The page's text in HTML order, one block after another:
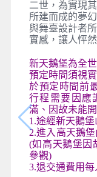
二世，為實現
所建而成的夢
與舞臺設計者
實感，讓人怦
新天鵝堡為全
預定時間須視
於預定時間前
行程需要因應
滿、因故未能
1.途經新天鵝堡
2.進入高天鵝
(如高天鵝堡因
參觀)
3.退交通費用每